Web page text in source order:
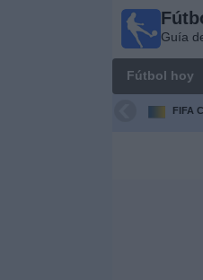
Guía
Fútbol hoy
FIFA